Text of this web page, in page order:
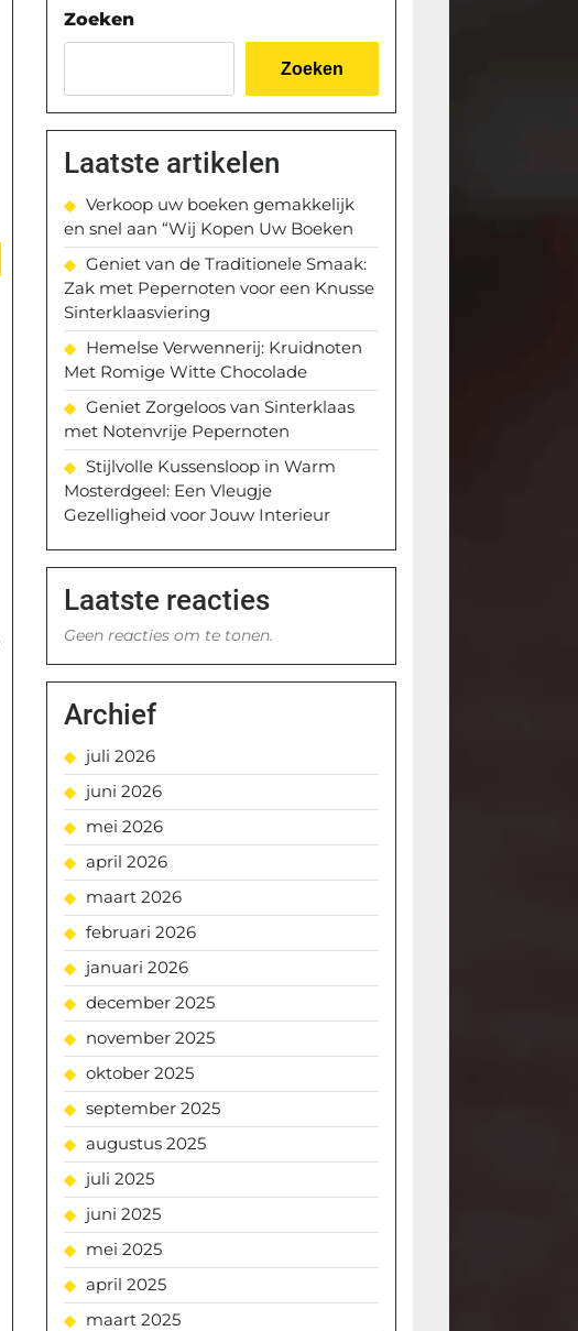
Zoeken
Zoeken
Laatste artikelen
Verkoop uw boeken gemakkelijk
en snel aan “Wij Kopen Uw Boeken
Geniet van de Traditionele Smaak:
Zak met Pepernoten voor een Knusse
Sinterklaasviering
Hemelse Verwennerij: Kruidnoten
Met Romige Witte Chocolade
Geniet Zorgeloos van Sinterklaas
met Notenvrije Pepernoten
Stijlvolle Kussensloop in Warm
Mosterdgeel: Een Vleugje
Gezelligheid voor Jouw Interieur
Laatste reacties
Geen reacties om te tonen.
Archief
juli 2026
juni 2026
mei 2026
april 2026
maart 2026
februari 2026
januari 2026
december 2025
november 2025
oktober 2025
september 2025
augustus 2025
juli 2025
juni 2025
mei 2025
april 2025
maart 2025